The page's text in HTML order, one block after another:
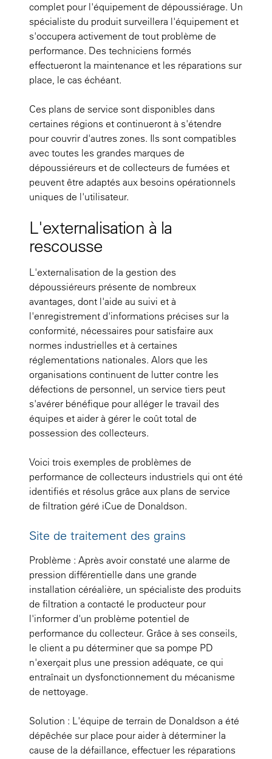
complet pour l'équipement de dépoussiérage. Un
spécialiste du produit surveillera l'équipement et
s'occupera activement de tout problème de
performance. Des techniciens formés
effectueront la maintenance et les réparations sur
place, le cas échéant.
Ces plans de service sont disponibles dans
certaines régions et continueront à s'étendre
pour couvrir d'autres zones. Ils sont compatibles
avec toutes les grandes marques de
dépoussiéreurs et de collecteurs de fumées et
peuvent être adaptés aux besoins opérationnels
uniques de l'utilisateur.
L'externalisation à la
rescousse
L'externalisation de la gestion des
dépoussiéreurs présente de nombreux
avantages, dont l'aide au suivi et à
l'enregistrement d'informations précises sur la
conformité, nécessaires pour satisfaire aux
normes industrielles et à certaines
réglementations nationales. Alors que les
organisations continuent de lutter contre les
défections de personnel, un service tiers peut
s'avérer bénéfique pour alléger le travail des
équipes et aider à gérer le coût total de
possession des collecteurs.
Voici trois exemples de problèmes de
performance de collecteurs industriels qui ont été
identifiés et résolus grâce aux plans de service
de filtration géré iCue de Donaldson.
Site de traitement des grains
Problème : Après avoir constaté une alarme de
pression différentielle dans une grande
installation céréalière, un spécialiste des produits
de filtration a contacté le producteur pour
l'informer d'un problème potentiel de
performance du collecteur. Grâce à ses conseils,
le client a pu déterminer que sa pompe PD
n'exerçait plus une pression adéquate, ce qui
entraînait un dysfonctionnement du mécanisme
de nettoyage.
Solution : L'équipe de terrain de Donaldson a été
dépêchée sur place pour aider à déterminer la
cause de la défaillance, effectuer les réparations